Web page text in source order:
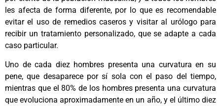
les afecta de forma diferente, por lo que es recomendable
evitar el uso de remedios caseros y visitar al urólogo para
recibir un tratamiento personalizado, que se adapte a cada
caso particular.
Uno de cada diez hombres presenta una curvatura en su
pene, que desaparece por sí sola con el paso del tiempo,
mientras que el 80% de los hombres presenta una curvatura
que evoluciona aproximadamente en un año, y el último diez